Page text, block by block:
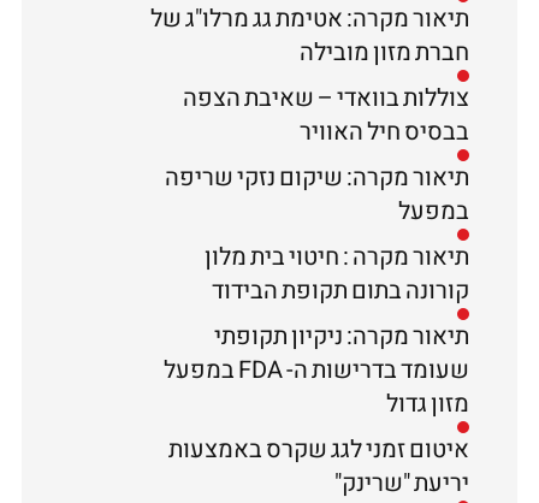
תיאור מקרה: אטימת גג מרלו"ג של
חברת מזון מובילה
צוללות בוואדי – שאיבת הצפה
בבסיס חיל האוויר
תיאור מקרה: שיקום נזקי שריפה
במפעל
תיאור מקרה : חיטוי בית מלון
קורונה בתום תקופת הבידוד
תיאור מקרה: ניקיון תקופתי
שעומד בדרישות ה- FDA במפעל
מזון גדול
איטום זמני לגג שקרס באמצעות
יריעת "שרינק"